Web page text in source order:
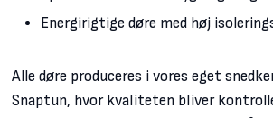
Energirigtige døre med høj
Alle døre produceres i vores eget
Snaptun, hvor kvaliteten bliver